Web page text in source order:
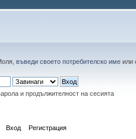
въведи своето потребителско име или
и продължителност на сесията
Вход Регистрация